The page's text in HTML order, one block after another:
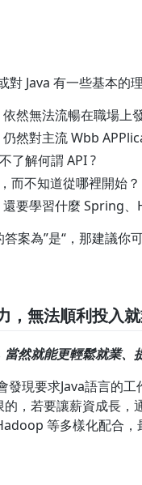
對 Java 有一些基本的
然無法流暢在職場上
然對主流 Wbb
了解何謂 API ?
而不知道從哪裡開始？
要學習什麼 Spring
案為”是“，那建議你
，無法順利投入
然就能更輕鬆就業、
發現要求Java語言的
，若要讓薪資成長
等多樣化配合，